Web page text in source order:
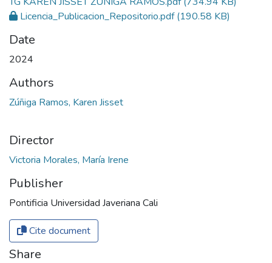
Licencia_Publicacion_Repositorio.pdf(190.58 KB)
Date
2024
Authors
Zúñiga Ramos, Karen Jisset
Director
Victoria Morales, María Irene
Publisher
Pontificia Universidad Javeriana Cali
Cite document
Share